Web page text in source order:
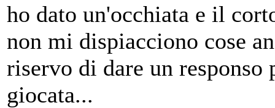
ho dato un'occhiata e il
non mi dispiacciono cose
riservo di dare un
giocata...